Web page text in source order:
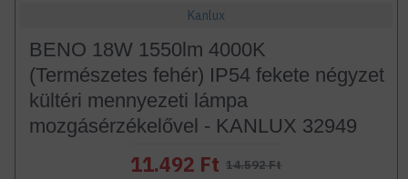
Kanlux
BENO 18W 1550lm 4000K
(Természetes fehér) IP54 fekete négyzet
kültéri mennyezeti lámpa
mozgásérzékelővel - KANLUX 32949
11.492 Ft 14.592 Ft